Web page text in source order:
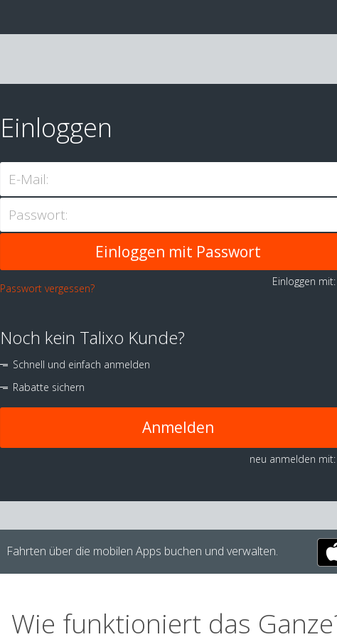
Einloggen
E-Mail:
Passwort:
Passwort vergessen?
Einloggen
Noch kein Talixo Kunde?
Schnell und einfach anmelden
Rabatte sichern
Anmelden
neu anmelden mit:
Fahrten über die mobilen Apps buchen und verwalten.
Wie funktioniert das